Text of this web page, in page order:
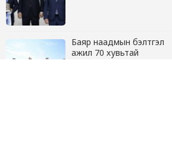
Баяр наадмын бэлтгэл
ажил 70 хувьтай